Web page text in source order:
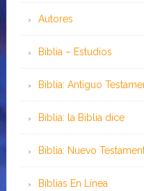
Autores
Biblia – Estudios
Biblia: Antiguo
Biblia: la Biblia dice
Biblia: Nuevo
Bíblias En Línea